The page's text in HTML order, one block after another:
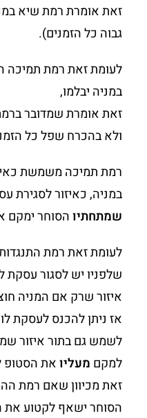
זאת אומרת רמת שיא
גבוה כל הזמנים).
לעומת זאת רמת תמיכה
במניה יבלמו,
זאת אומרת שמדובר
ולא בהכרח שפל כל
רמת תמיכה משמשת
במניה, כאיזור לסגירת
שמתחתיוהסוחר ימקם
לעומת זאת רמת
שלפניו יש לסגור עסקת
איזור שרק אם המניה
אז ניתן להכנס לעסקת
לשמש גם בתור איזור
למקם מעליואת הסטופ
זאת מכיוון שאם רמת
הסוחר ישאף לקטוע